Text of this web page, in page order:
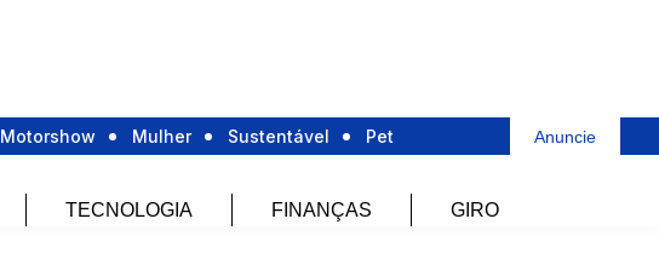
Motorshow Mulher Sustentável Pet Anuncie
TECNOLOGIA FINANÇAS GIRO